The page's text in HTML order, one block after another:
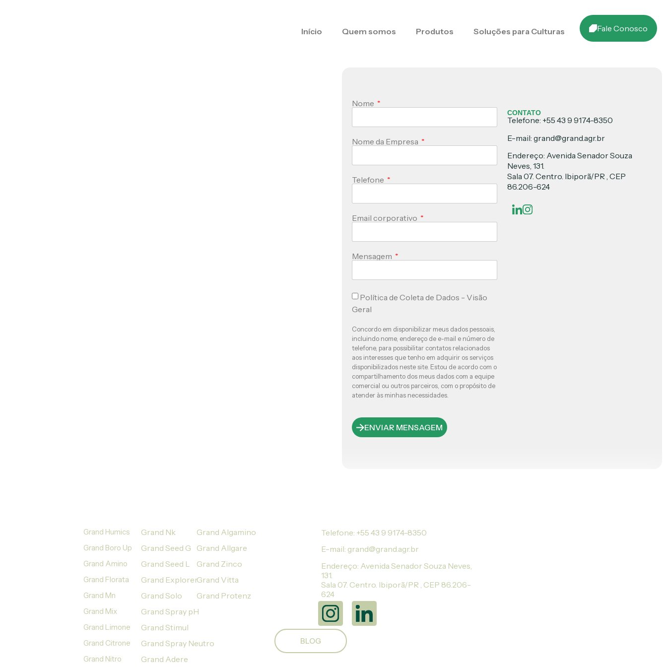
Início Quem somos Produtos Soluções para Culturas Fale Conosco
Nome
Nome da Empresa
Telefone
Email corporativo
Mensagem
Política de Coleta de Dados - Visão
Geral
Concordo em disponibilizar meus dados pessoais,
incluindo nome, endereço de e-mail e número de
telefone, para possibilitar contatos relacionados
aos interesses que tenho em adquirir os serviços
disponibilizados neste site. Estou de acordo com o
compartilhamento dos meus dados com a equipe
comercial ou outros parceiros, com o propósito de
atender às minhas necessidades.
ENVIAR MENSAGEM
CONTATO
Telefone: +55 43 9 9174-8350
E-mail: grand@grand.agr.br
Endereço: Avenida Senador Souza
Neves, 131.
Sala 07. Centro. Ibiporã/PR , CEP
86.206-624
Grand Humics
Grand Boro Up
Grand Amino
Grand Florata
Grand Mn
Grand Mix
Grand Limone
Grand Citrone
Grand Nitro
Grand Nk
Grand Seed G
Grand Seed L
Grand Explorer
Grand Solo
Grand Spray pH
Grand Stimul
Grand Spray Neutro
Grand Adere
Grand Algamino
Grand Allgare
Grand Zinco
Grand Vitta
Grand Protenz
Telefone: +55 43 9 9174-8350
E-mail: grand@grand.agr.br
Endereço: Avenida Senador Souza Neves,
131.
Sala 07. Centro. Ibiporã/PR , CEP 86.206-
624
BLOG